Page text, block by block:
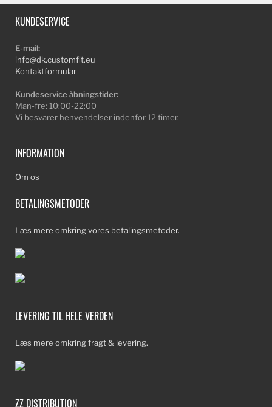
KUNDESERVICE
E-mail:
info@dk.customfit.eu
Kontaktformular
Kundeservice åbningstider:
Man-fre: 10:00-22:00
Vi besvarer henvendelser indenfor 12 timer.
INFORMATION
Om os
BETALINGSMETODER
Læs mere omkring vores betalingsmetoder.
LEVERING TIL HELE VERDEN
Læs mere omkring fragt & levering.
ZZ DISTRIBUTION